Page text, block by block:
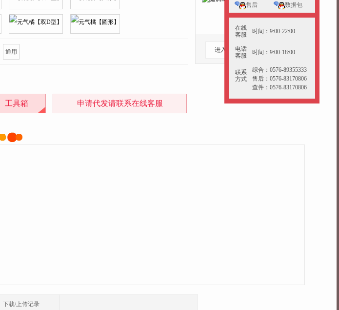
通用
工具箱 申请代发请联系在线客服
进入档口 收藏档口
下载/上传记录
售后 数据包
在线
客服
时间：9:00-22:00
电话
客服
时间：9:00-18:00
联系
方式
综合：0576-89355333
售后：0576-83170806
查件：0576-83170806